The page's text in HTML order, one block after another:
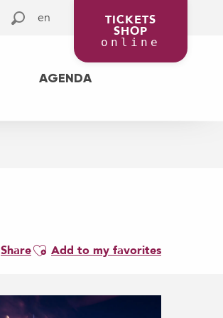
en TICKETS
SHOP
online
AGENDA
ShareAjouter aux favoris
Add to my favorites